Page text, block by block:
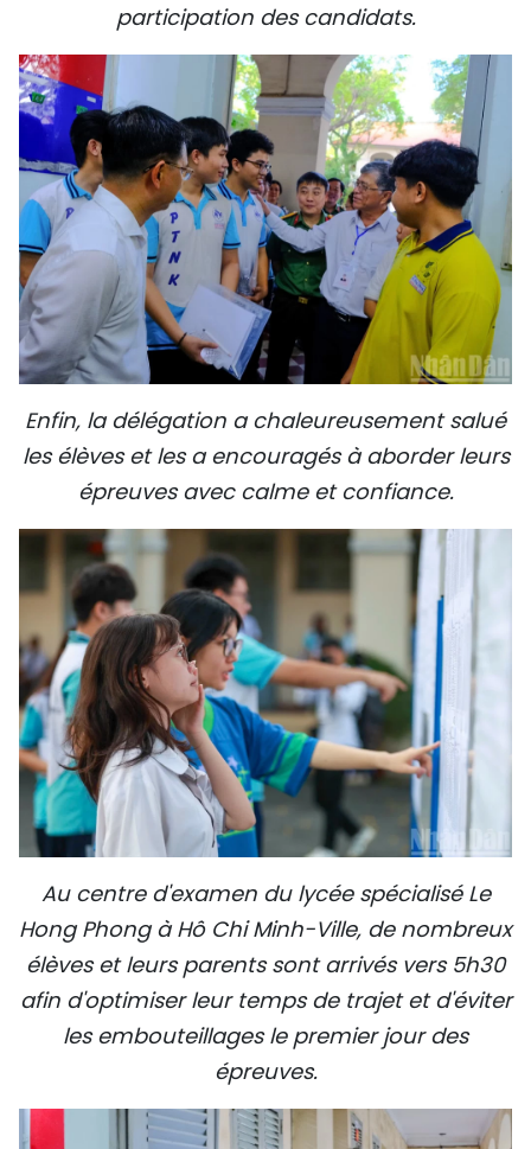
participation des candidats.
Enfin, la délégation a chaleureusement salué
les élèves et les a encouragés à aborder leurs
épreuves avec calme et confiance.
Au centre d'examen du lycée spécialisé Le
Hong Phong à Hô Chi Minh-Ville, de nombreux
élèves et leurs parents sont arrivés vers 5h30
afin d'optimiser leur temps de trajet et d'éviter
les embouteillages le premier jour des
épreuves.